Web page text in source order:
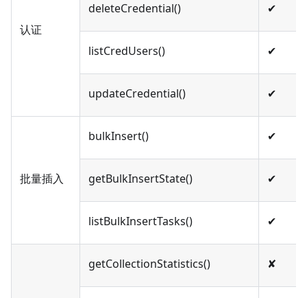
认证
deleteCredential() ✔︎
listCredUsers() ✔︎
updateCredential() ✔︎
批量插入
bulkInsert() ✔︎
getBulkInsertState() ✔︎
listBulkInsertTasks() ✔︎
getCollectionStatistics() ✘